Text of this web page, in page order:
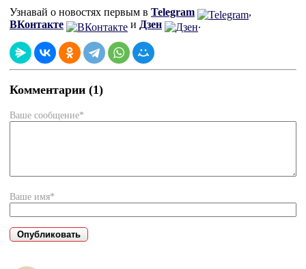
Узнавай о новостях первым в Telegram
,
ВКонтакте
и Дзен .
Комментарии (1)
Ваше сообщение*
Ваше имя*